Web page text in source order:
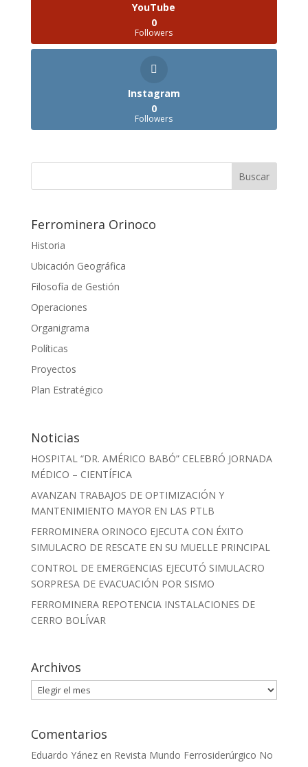
YouTube
0
Followers
Instagram
0
Followers
Ferrominera Orinoco
Historia
Ubicación Geográfica
Filosofía de Gestión
Operaciones
Organigrama
Políticas
Proyectos
Plan Estratégico
Noticias
HOSPITAL “DR. AMÉRICO BABÓ” CELEBRÓ JORNADA
MÉDICO – CIENTÍFICA
AVANZAN TRABAJOS DE OPTIMIZACIÓN Y
MANTENIMIENTO MAYOR EN LAS PTLB
FERROMINERA ORINOCO EJECUTA CON ÉXITO
SIMULACRO DE RESCATE EN SU MUELLE PRINCIPAL
CONTROL DE EMERGENCIAS EJECUTÓ SIMULACRO
SORPRESA DE EVACUACIÓN POR SISMO
FERROMINERA REPOTENCIA INSTALACIONES DE
CERRO BOLÍVAR
Archivos
Archivos
Comentarios
Eduardo Yánezen Revista Mundo Ferrosiderúrgico No